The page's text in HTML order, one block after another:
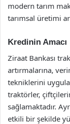
modern tarım
tarımsal üretimi
Kredinin Amacı
Ziraat Bankası
artırmalarına,
tekniklerini
traktörler,
sağlamaktadır.
etkili bir şekilde